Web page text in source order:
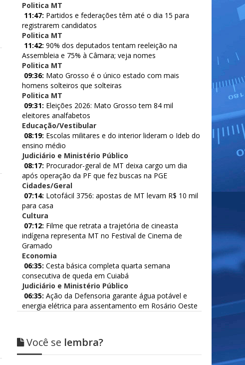
Politica MT
11:47: Partidos e federações têm até o dia 15 para
registrarem candidatos
Politica MT
11:42: 90% dos deputados tentam reeleição na
Assembleia e 75% à Câmara; veja nomes
Politica MT
09:36: Mato Grosso é o único estado com mais
homens solteiros que solteiras
Politica MT
09:31: Eleições 2026: Mato Grosso tem 84 mil
eleitores analfabetos
Educação/Vestibular
08:19: Escolas militares e do interior lideram o Ideb do
ensino médio
Judiciário e Ministério Público
08:17: Procurador-geral de MT deixa cargo um dia
após operação da PF que fez buscas na PGE
Cidades/Geral
07:14: Lotofácil 3756: apostas de MT levam R$ 10 mil
para casa
Cultura
07:12: Filme que retrata a trajetória de cineasta
indígena representa MT no Festival de Cinema de
Gramado
Economia
06:35: Cesta básica completa quarta semana
consecutiva de queda em Cuiabá
Judiciário e Ministério Público
06:35: Ação da Defensoria garante água potável e
energia elétrica para assentamento em Rosário Oeste
Você se lembra?